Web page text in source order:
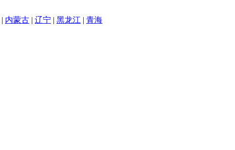
| 内蒙古 | 辽宁 | 黑龙江 | 青海